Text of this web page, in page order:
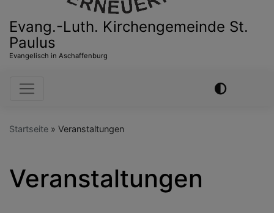
Evang.-Luth. Kirchengemeinde St.
Paulus
Evangelisch in Aschaffenburg
Hauptnavigation
Startseite Veranstaltungen
Veranstaltungen